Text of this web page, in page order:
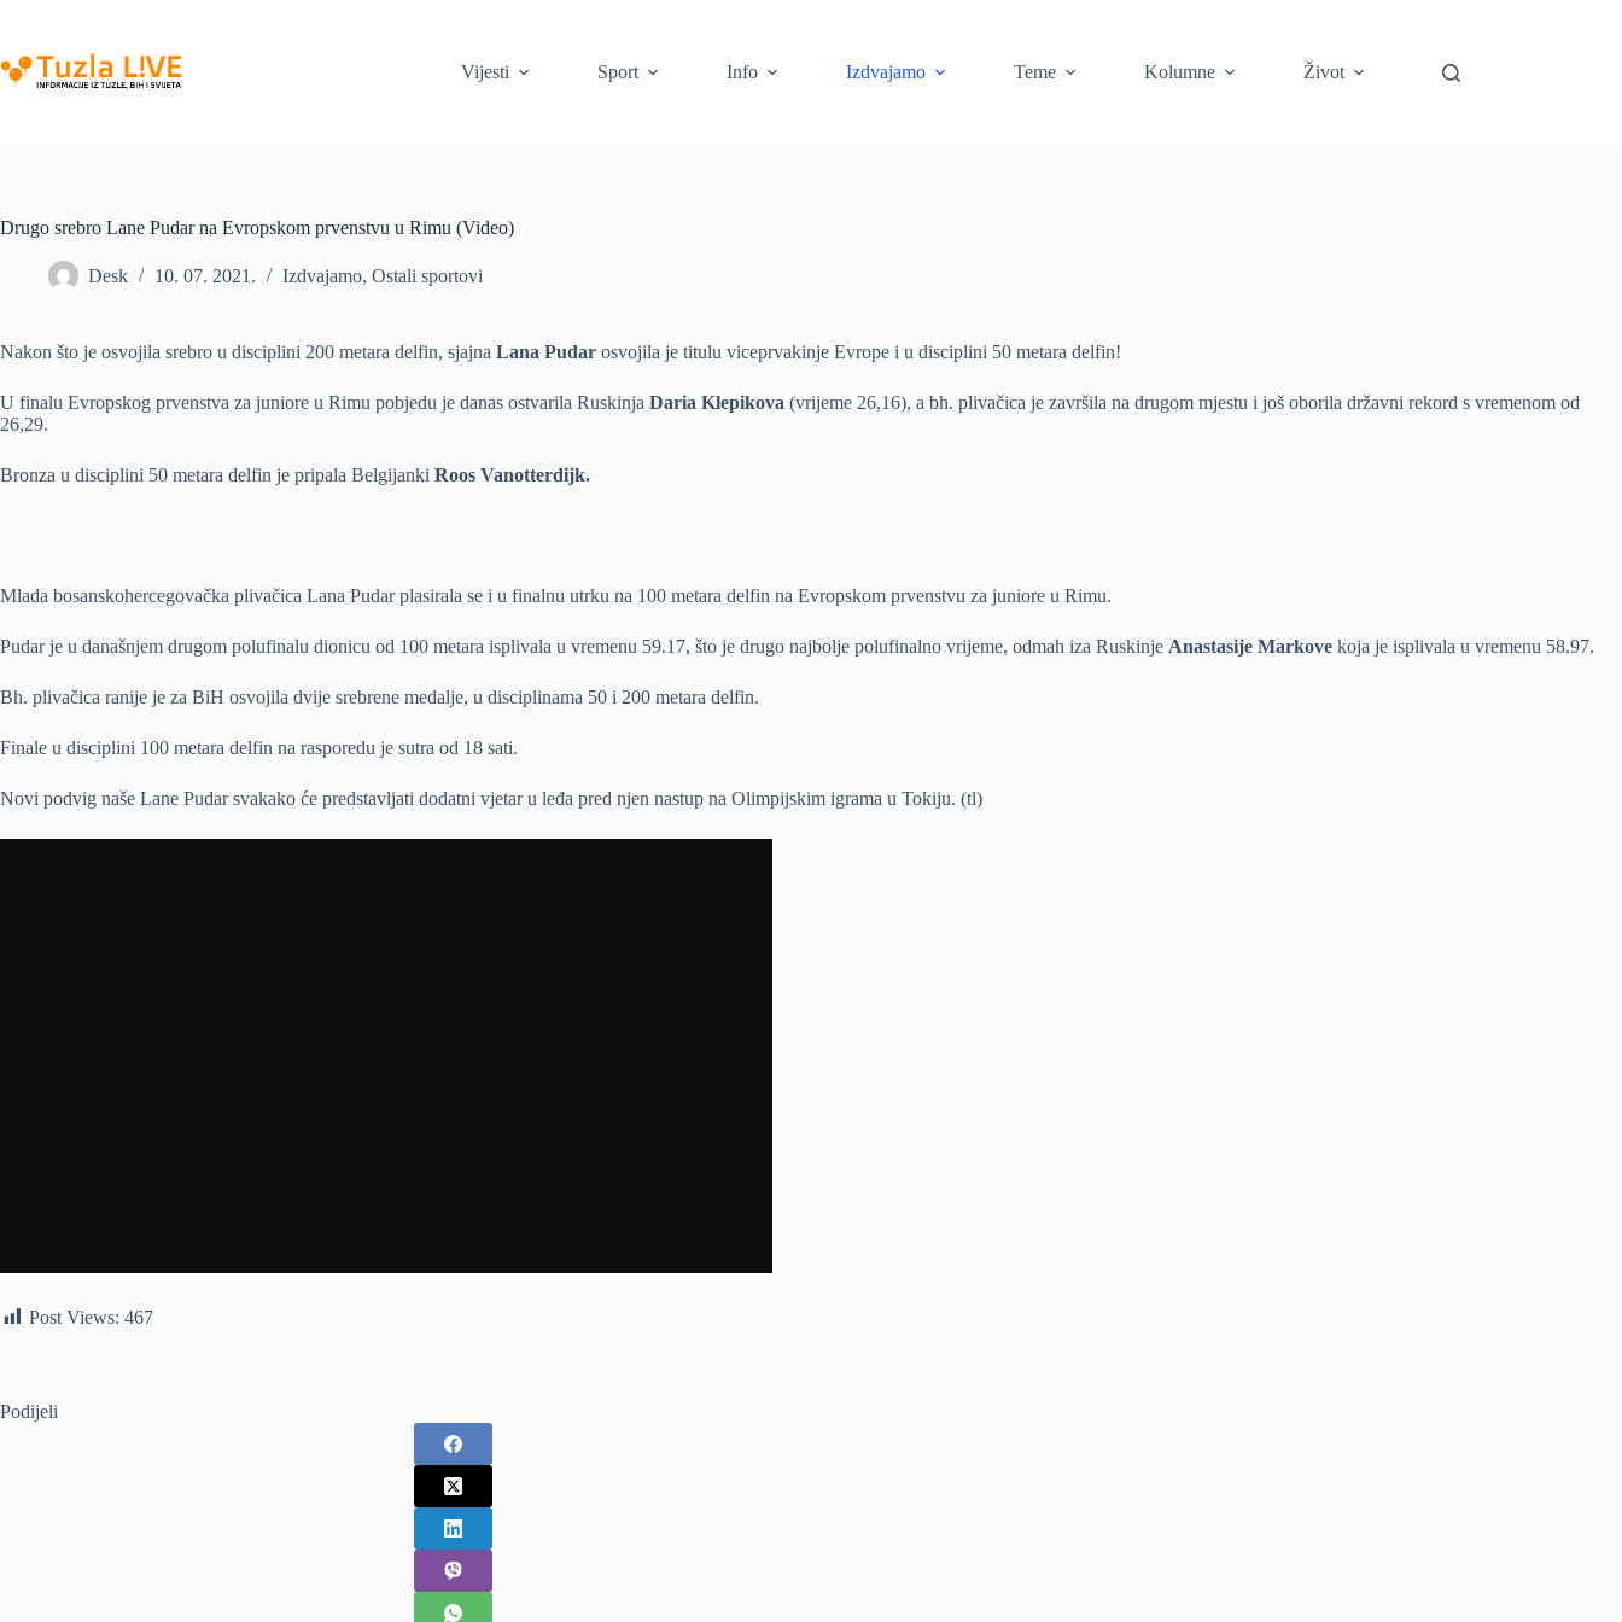
content
Vijesti
Sport Info Izdvajamo Teme Kolumne Život
Drugo srebro Lane Pudar na Evropskom prvenstvu u Rimu (Video)
Desk 10. 07. 2021. Izdvajamo, Ostali sportovi
Nakon što je osvojila srebro u disciplini 200 metara delfin, sjajna Lana Pudar osvojila je titulu viceprvakinje Evrope i u disciplini 50 metara delfin!
U finalu Evropskog prvenstva za juniore u Rimu pobjedu je danas ostvarila Ruskinja Daria Klepikova (vrijeme 26,16), a bh. plivačica je završila na drugom mjestu i još oborila državni rekord s vremenom od
26,29.
Bronza u disciplini 50 metara delfin je pripala Belgijanki Roos Vanotterdijk.
Mlada bosanskohercegovačka plivačica Lana Pudar plasirala se i u finalnu utrku na 100 metara delfin na Evropskom prvenstvu za juniore u Rimu.
Pudar je u današnjem drugom polufinalu dionicu od 100 metara isplivala u vremenu 59.17, što je drugo najbolje polufinalno vrijeme, odmah iza Ruskinje Anastasije Markove koja je isplivala u vremenu 58.97.
Bh. plivačica ranije je za BiH osvojila dvije srebrene medalje, u disciplinama 50 i 200 metara delfin.
Finale u disciplini 100 metara delfin na rasporedu je sutra od 18 sati.
Novi podvig naše Lane Pudar svakako će predstavljati dodatni vjetar u leđa pred njen nastup na Olimpijskim igrama u Tokiju. (tl)
Post Views: 467
Podijeli